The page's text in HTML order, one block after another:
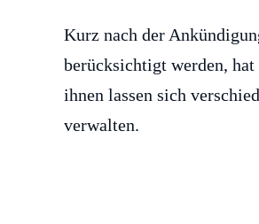
Kurz nach der
berücksichtigt werden,
ihnen lassen sich
verwalten.